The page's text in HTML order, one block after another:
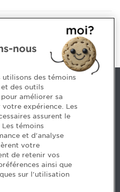
363-4688 [3033]
800, Montréal
nous
utilisons des témoins
et des outils
améliorer sa
expérience. Les
assurent le
témoins
et d'analyse
votre
de retenir vos
ainsi que
sur l'utilisation